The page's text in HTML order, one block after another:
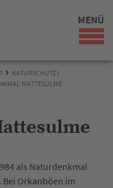
MENÜ
NATURSCHUTZ |
MATTESULME
als Naturdenkmal
Orkanböen im